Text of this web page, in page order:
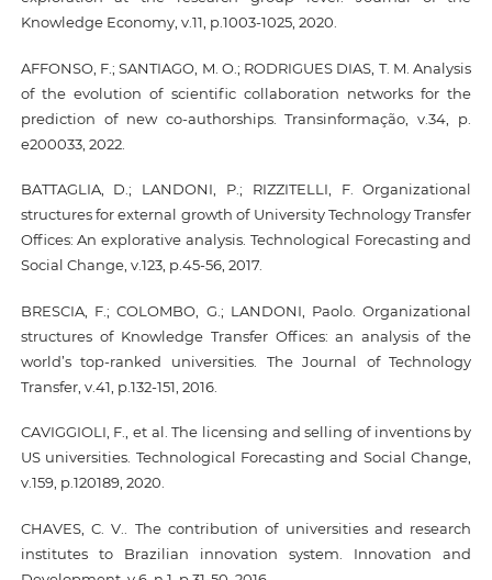
Knowledge Economy, v.11, p.1003-1025, 2020.
AFFONSO, F.; SANTIAGO, M. O.; RODRIGUES DIAS, T. M. Analysis
of the evolution of scientific collaboration networks for the
prediction of new co-authorships. Transinformação, v.34, p.
e200033, 2022.
BATTAGLIA, D.; LANDONI, P.; RIZZITELLI, F. Organizational
structures for external growth of University Technology Transfer
Offices: An explorative analysis. Technological Forecasting and
Social Change, v.123, p.45-56, 2017.
BRESCIA, F.; COLOMBO, G.; LANDONI, Paolo. Organizational
structures of Knowledge Transfer Offices: an analysis of the
world’s top-ranked universities. The Journal of Technology
Transfer, v.41, p.132-151, 2016.
CAVIGGIOLI, F., et al. The licensing and selling of inventions by
US universities. Technological Forecasting and Social Change,
v.159, p.120189, 2020.
CHAVES, C. V.. The contribution of universities and research
institutes to Brazilian innovation system. Innovation and